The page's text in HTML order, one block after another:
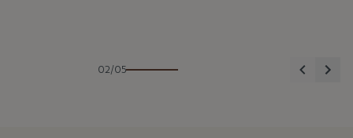
02/05 Anterior